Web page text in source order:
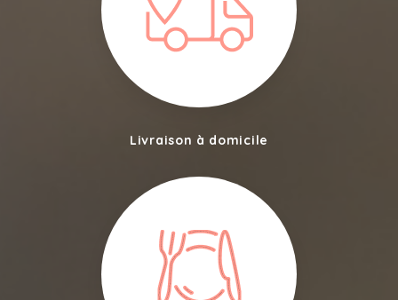
Livraison à domicile